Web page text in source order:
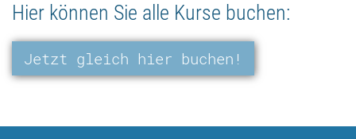
Hier können Sie alle Kurse buchen:
Jetzt gleich hier buchen!